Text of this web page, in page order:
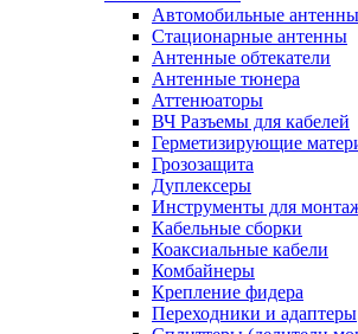
Автомобильные антенны
Стационарные антенны
Антенные обтекатели
Антенные тюнера
Аттенюаторы
ВЧ Разъемы для кабелей
Герметизирующие
Грозозащита
Дуплексеры
Инструменты для
Кабельные сборки
Коаксиальные кабели
Комбайнеры
Крепление фидера
Переходники и адаптеры